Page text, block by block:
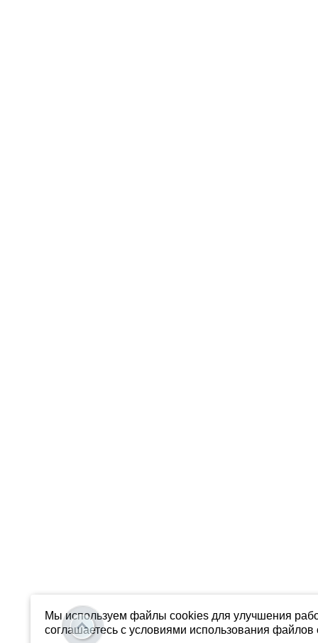
Мы используем файлы cookies для улучшения
соглашаетесь с условиями использования файлов